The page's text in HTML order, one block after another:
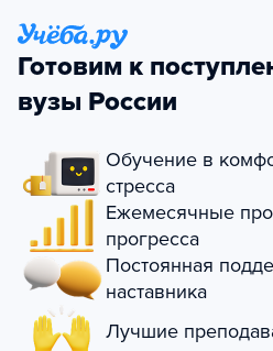
Готовим к
вузы России
Обучение в
стресса
Ежемесячные
прогресса
Постоянная
наставника
Лучшие